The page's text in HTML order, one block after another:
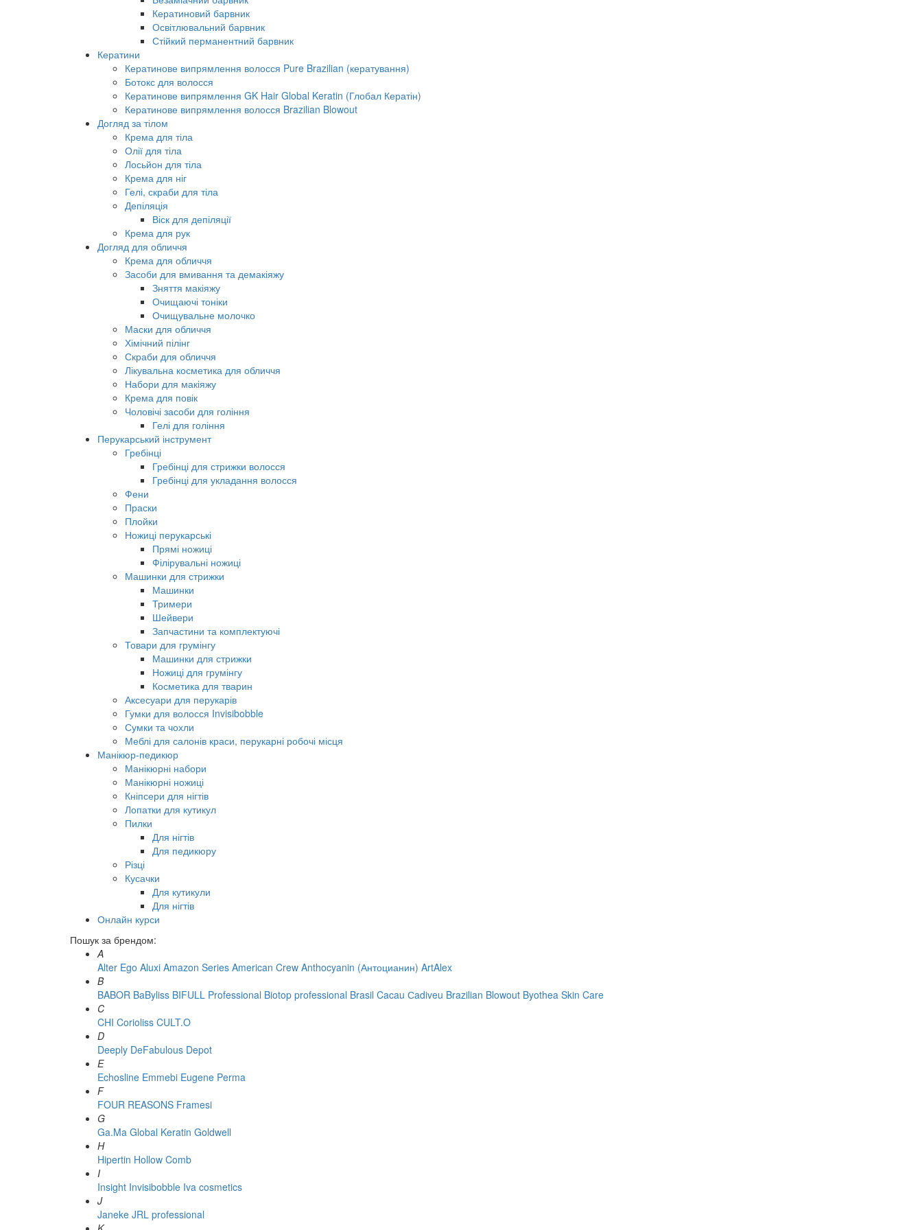
Кератиновий барвник
Освітлювальний барвник
Стійкий перманентний барвник
Кератини
Кератинове випрямлення волосся Pure Brazilian (кератування)
Ботокс для волосся
Кератинове випрямлення GK Hair Global Keratin (Глобал Кератін)
Кератинове випрямлення волосся Brazilian Blowout
Догляд за тілом
Крема для тіла
Олії для тіла
Лосьйон для тіла
Крема для ніг
Гелі, скраби для тіла
Депіляція
Віск для депіляції
Крема для рук
Догляд для обличчя
Крема для обличчя
Засоби для вмивання та демакіяжу
Зняття макіяжу
Очищаючі тоніки
Очищувальне молочко
Маски для обличчя
Хімічний пілінг
Скраби для обличчя
Лікувальна косметика для обличчя
Набори для макіяжу
Крема для повік
Чоловічі засоби для гоління
Гелі для гоління
Перукарський інструмент
Гребінці
Гребінці для стрижки волосся
Гребінці для укладання волосся
Фени
Праски
Плойки
Ножиці перукарські
Прямі ножиці
Філірувальні ножиці
Машинки для стрижки
Машинки
Тримери
Шейвери
Запчастини та комплектуючі
Товари для грумінгу
Машинки для стрижки
Ножиці для грумінгу
Косметика для тварин
Аксесуари для перукарів
Гумки для волосся Invisibobble
Сумки та чохли
Меблі для салонів краси, перукарні робочі місця
Манікюр-педикюр
Манікюрні набори
Манікюрні ножиці
Кніпсери для нігтів
Лопатки для кутикул
Пилки
Для нігтів
Для педикюру
Різці
Кусачки
Для кутикули
Для нігтів
Онлайн курси
Пошук за брендом:
A
Alter Ego Aluxi Amazon Series American Crew Anthocyanin (Антоцианин) ArtAlex
B
BABOR BaByliss BIFULL Professional Biotop professional Brasil Cacau Сadiveu Brazilian Blowout Byothea Skin Care
C
CHI Corioliss CULT.O
D
Deeply DeFabulous Depot
E
Echosline Emmebi Eugene Perma
F
FOUR REASONS Framesi
G
Ga.Ma Global Keratin Goldwell
H
Hipertin Hollow Comb
I
Insight Invisibobble Iva cosmetics
J
Janeke JRL professional